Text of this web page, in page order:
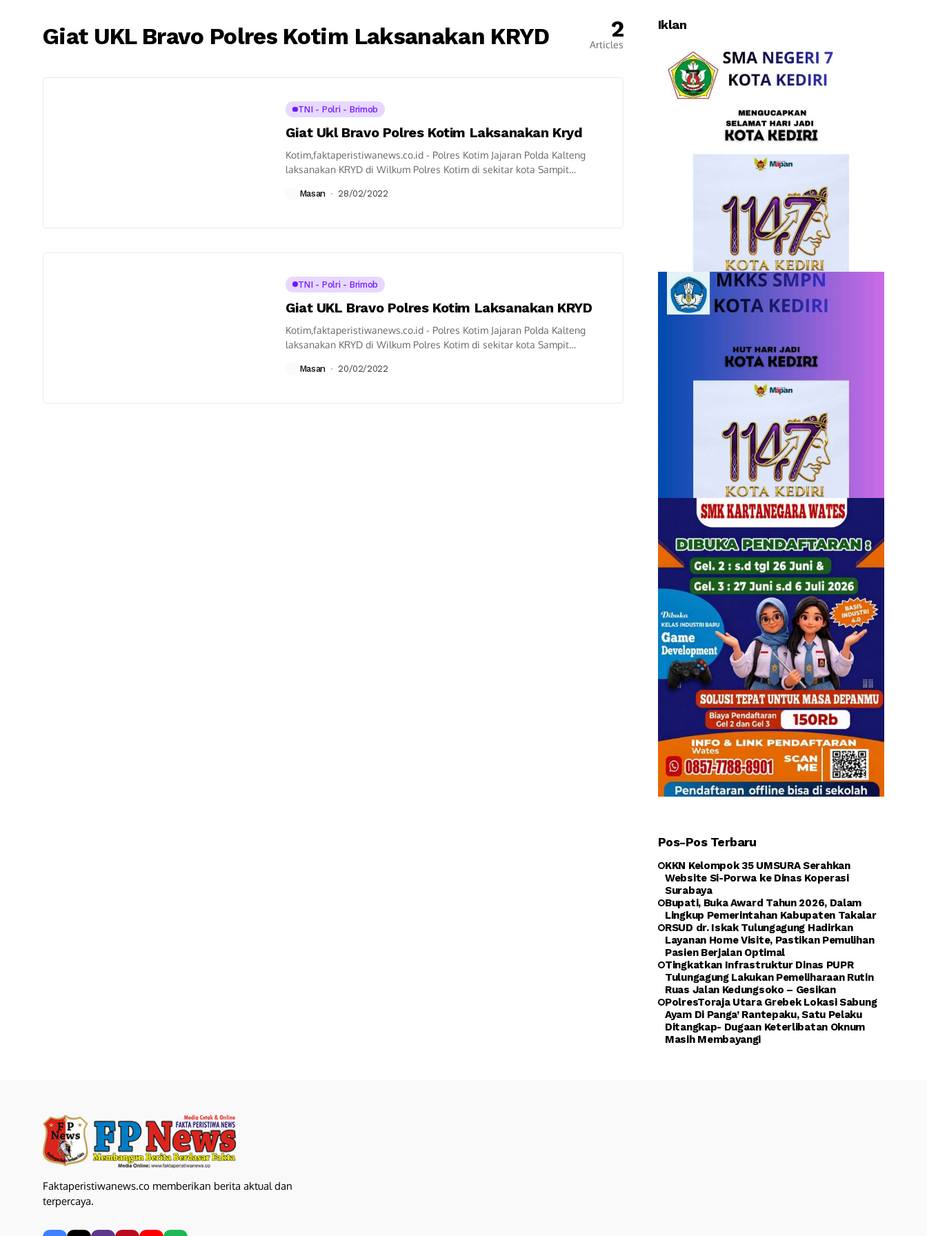
Giat UKL Bravo Polres Kotim Laksanakan KRYD 2
Articles
TNI - Polri - Brimob
Giat Ukl Bravo Polres Kotim Laksanakan Kryd
Kotim,faktaperistiwanews.co.id - Polres Kotim Jajaran Polda Kalteng
laksanakan KRYD di Wilkum Polres Kotim di sekitar kota Sampit
Masan 28/02/2022
TNI - Polri - Brimob
Giat UKL Bravo Polres Kotim Laksanakan KRYD
Kotim,faktaperistiwanews.co.id - Polres Kotim Jajaran Polda Kalteng
laksanakan KRYD di Wilkum Polres Kotim di sekitar kota Sampit
Masan 20/02/2022
Iklan
Pos-Pos Terbaru
KKN Kelompok 35 UMSURA Serahkan
Website Si-Porwa ke Dinas Koperasi
Surabaya
Bupati, Buka Award Tahun 2026, Dalam
Lingkup Pemerintahan Kabupaten Takalar
RSUD dr. Iskak Tulungagung Hadirkan
Layanan Home Visite, Pastikan Pemulihan
Pasien Berjalan Optimal
Tingkatkan Infrastruktur Dinas PUPR
Tulungagung Lakukan Pemeliharaan Rutin
Ruas Jalan Kedungsoko – Gesikan
PolresToraja Utara Grebek Lokasi Sabung
Ayam Di Panga’ Rantepaku, Satu Pelaku
Ditangkap- Dugaan Keterlibatan Oknum
Masih Membayangi
Faktaperistiwanews.co memberikan berita aktual dan
terpercaya.